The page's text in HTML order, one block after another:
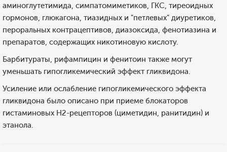
аминоглутетимида, симпатомиметиков, ГКС, тиреоидных
гормонов, глюкагона, тиазидных и "петлевых" диуретиков,
пероральных контрацептивов, диазоксида, фенотиазина и
препаратов, содержащих никотиновую кислоту.
Барбитураты, рифампицин и фенитоин также могут
уменьшать гипогликемический эффект гликвидона.
Усиление или ослабление гипогликемического эффекта
гликвидона было описано при приеме блокаторов
гистаминовых Н2-рецепторов (циметидин, ранитидин) и
этанола.